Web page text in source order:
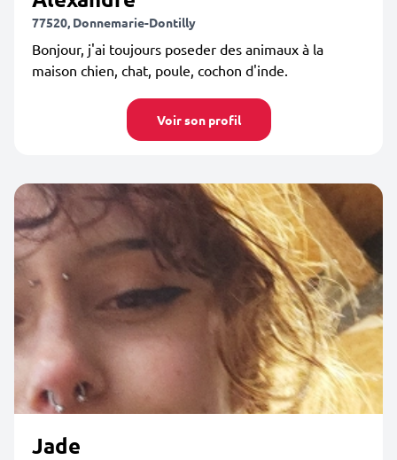
77520, Donnemarie-Dontilly
Bonjour, j'ai toujours poseder des animaux à la
maison chien, chat, poule, cochon d'inde.
Voir son profil
Jade